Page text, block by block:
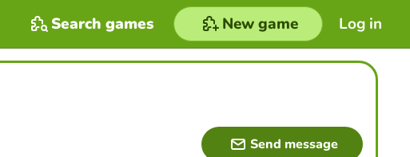
Log in
Search games New game
Send message